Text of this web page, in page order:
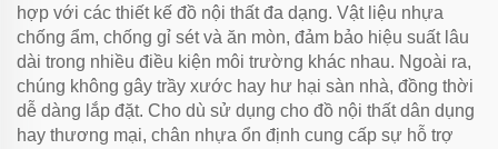
hợp với các thiết kế đồ nội thất đa dạng. Vật liệu nhựa
chống ẩm, chống gỉ sét và ăn mòn, đảm bảo hiệu suất lâu
dài trong nhiều điều kiện môi trường khác nhau. Ngoài ra,
chúng không gây trầy xước hay hư hại sàn nhà, đồng thời
dễ dàng lắp đặt. Cho dù sử dụng cho đồ nội thất dân dụng
hay thương mại, chân nhựa ổn định cung cấp sự hỗ trợ